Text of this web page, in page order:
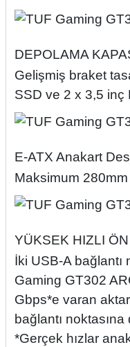
DEPOLAMA
Gelişmiş braket
SSD ve 2 x 3,5 inç
E-ATX Anakart
Maksimum 280mm
YÜKSEK HIZLI
İki USB-A bağlantı
Gaming GT302
Gbps*e varan
bağlantı
*Gerçek hızlar